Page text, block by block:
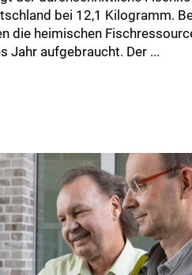
bei 12,1 Kilogramm.
die heimischen
Jahr aufgebraucht. Der ...